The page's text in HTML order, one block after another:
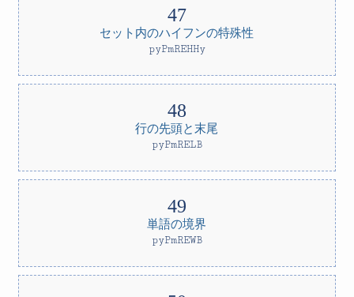
セット内のハイフンの特殊性
pyPmREHHy
行の先頭と末尾
pyPmRELB
単語の境界
pyPmREWB